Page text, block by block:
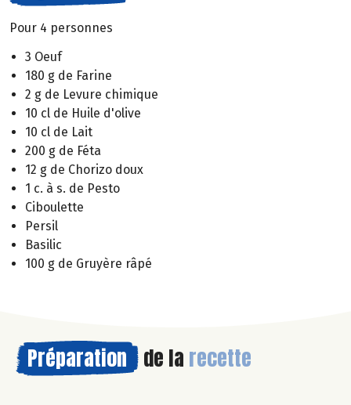
Pour 4 personnes
3 Oeuf
180 g de Farine
2 g de Levure chimique
10 cl de Huile d'olive
10 cl de Lait
200 g de Féta
12 g de Chorizo doux
1 c. à s. de Pesto
Ciboulette
Persil
Basilic
100 g de Gruyère râpé
Préparation de la recette